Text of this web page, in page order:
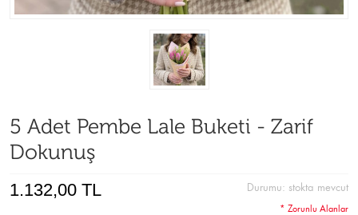
5 Adet Pembe Lale Buketi - Zarif
Dokunuş
Durumu: stokta mevcut
1.132,00 TL
* Zorunlu Alanlar